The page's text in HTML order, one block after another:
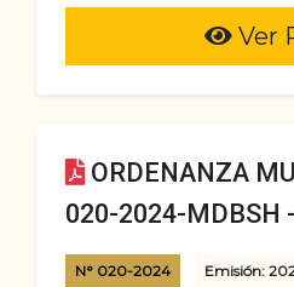
Ver
ORDENANZA
020-2024-MDBSH
N° 020-2024
Emisión: